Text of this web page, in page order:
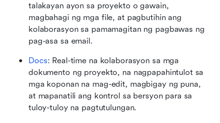
talakayan ayon sa proyekto o gawain,
magbahagi ng mga file, at pagbutihin ang
kolaborasyon sa pamamagitan ng pagbawas ng
pag-asa sa email.
Docs: Real-time na kolaborasyon sa mga
dokumento ng proyekto, na nagpapahintulot sa
mga koponan na mag-edit, magbigay ng puna,
at mapanatili ang kontrol sa bersyon para sa
tuloy-tuloy na pagtutulungan.